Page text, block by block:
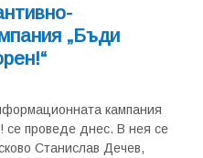
„Бъди
кампания
се проведе днес. В нея се
Станислав Дечев,